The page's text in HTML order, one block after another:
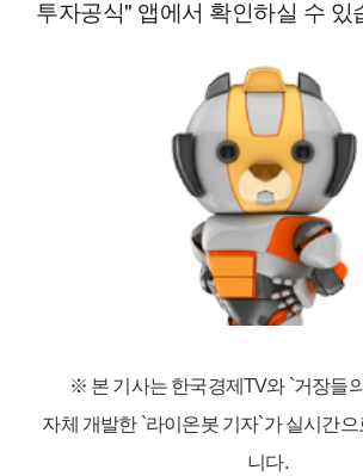
투자공식" 앱에서 확인하실 수 있
※ 본 기사는 한국경제TV와 `거장들
자체 개발한 `라이온봇 기자`가 실시간
니다.